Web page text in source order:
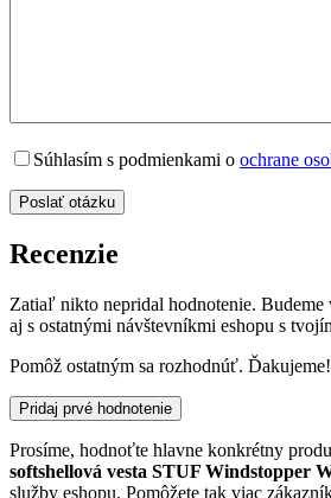
Súhlasím s podmienkami o ochrane
Recenzie
Zatiaľ nikto nepridal hodnotenie.
aj s ostatnými návštevníkmi eshopu s
Pomôž ostatným sa rozhodnúť. Ďakujeme!
Pridaj prvé hodnotenie
Prosíme, hodnoťte hlavne konkrétny
softshellová vesta STUF Windstopper
služby eshopu. Pomôžete tak viac